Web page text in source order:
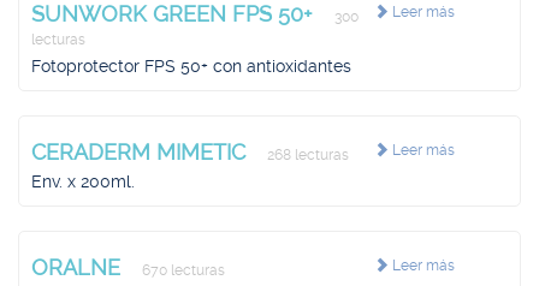
Leer más
SUNWORK GREEN FPS 50+
300
lecturas
Fotoprotector FPS 50+ con antioxidantes
Leer más
CERADERM MIMETIC 268 lecturas
Env. x 200ml.
Leer más
ORALNE 670 lecturas